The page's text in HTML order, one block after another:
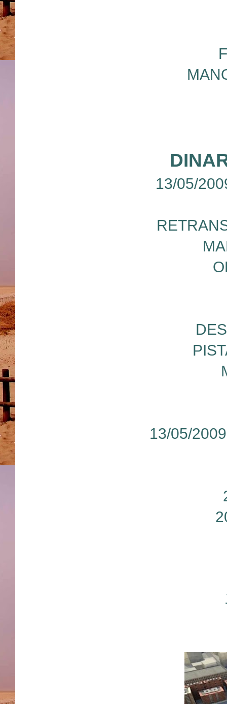
13/05/
13/05/